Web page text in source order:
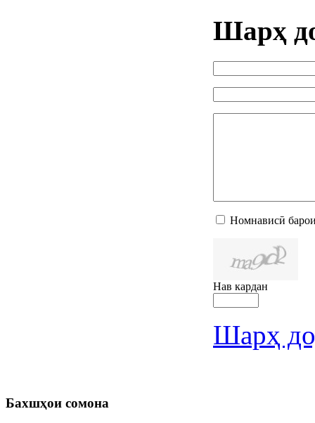
Шарҳ
Номнависӣ
Нав кардан
Шарҳ
Бахшҳои сомона